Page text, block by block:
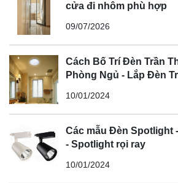
cửa đi nhôm phù hợp
09/07/2026
Cách Bố Trí Đèn Trần
Phòng Ngủ - Lắp Đèn
10/01/2024
Các mẫu Đèn Spotlight
- Spotlight rọi ray
10/01/2024